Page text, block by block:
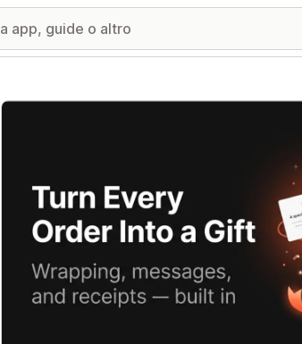
Galleria immagini in evidenza